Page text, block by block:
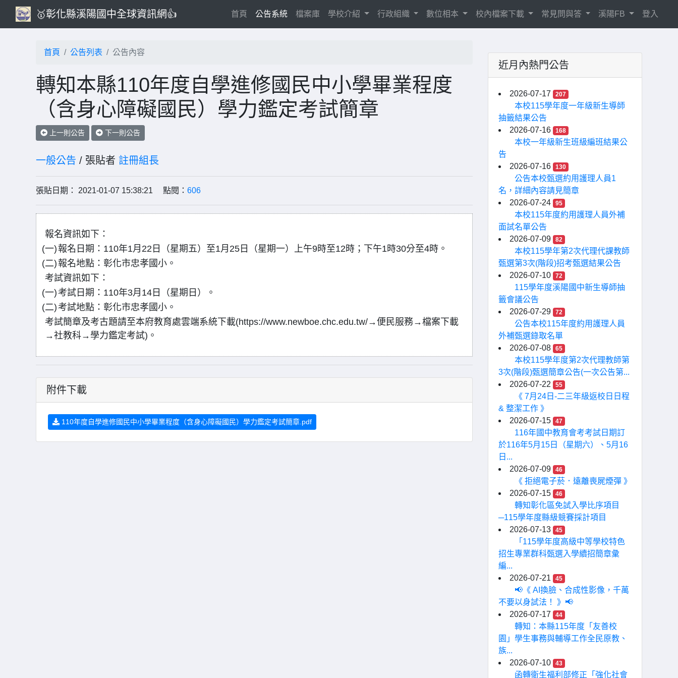
🥇彰化縣溪陽國中全球資訊網👍 首頁(current)
公告系統 檔案庫 學校介紹 行政組織 數位相本 校內檔案下載 常見問與答 溪陽FB 登入
首頁 公告列表 公告內容
轉知本縣110年度自學進修國民中小學畢業程度
（含身心障礙國民）學力鑑定考試簡章
上一則公告 下一則公告
一般公告 / 張貼者 註冊組長
張貼日期： 2021-01-07 15:38:21 點閱： 606
報名資訊如下：
(一)報名日期：110年1月22日（星期五）至1月25日（星期一）上午9時至12時；下午1時30分至4時。
(二)報名地點：彰化市忠孝國小。
考試資訊如下：
(一) 考試日期：110年3月14日（星期日）。
(二) 考試地點：彰化市忠孝國小。
考試簡章及考古題請至本府教育處雲端系統下載(https://www.newboe.chc.edu.tw/→便民服務→檔案下載
→社教科→學力鑑定考試)。
附件下載
110年度自學進修國民中小學畢業程度（含身心障礙國民）學力鑑定考試簡章.pdf
近月內熱門公告
2026-07-17 207
本校115學年度一年級新生導師
抽籤結果公告
2026-07-16
168
本校一年級新生班級編班結果公
告
2026-07-16
130
公告本校甄選約用護理人員1
名，詳細內容請見簡章
2026-07-24
95
本校115年度約用護理人員外補
面試名單公告
2026-07-09
82
本校115學年第2次代理代課教師
甄選第3次(階段)招考甄選結果公告
2026-07-10
72
115學年度溪陽國中新生導師抽
籤會議公告
2026-07-29
72
公告本校115年度約用護理人員
外補甄選錄取名單
2026-07-08
65
本校115學年度第2次代理教師第
3次(階段)甄選簡章公告(一次公告第...
2026-07-22
55
《 7月24日-二三年級返校日日程
& 整潔工作 》
2026-07-15
47
116年國中教育會考考試日期訂
於116年5月15日（星期六）、5月16
日...
2026-07-09
46
《 拒絕電子菸．遠離喪屍煙彈 》
2026-07-15
46
轉知彰化區免試入學比序項目
─115學年度縣級競賽採計項目
2026-07-13
45
「115學年度高級中等學校特色
招生專業群科甄選入學續招簡章彙
編...
2026-07-21
45
📢《 AI換臉、合成性影像，千萬
不要以身試法！ 》📢
2026-07-17
44
轉知：本縣115年度「友善校
園」學生事務與輔導工作全民原教、
族...
2026-07-10
43
函轉衛生福利部修正「強化社會